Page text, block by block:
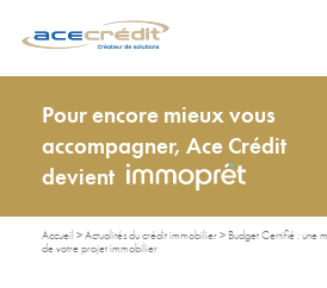
Pour encore mieux vous
accompagner, Ace Crédit
devient
Accueil >Actualités du crédit immobilier> Budget Certifié : une
de votre projet immobilier